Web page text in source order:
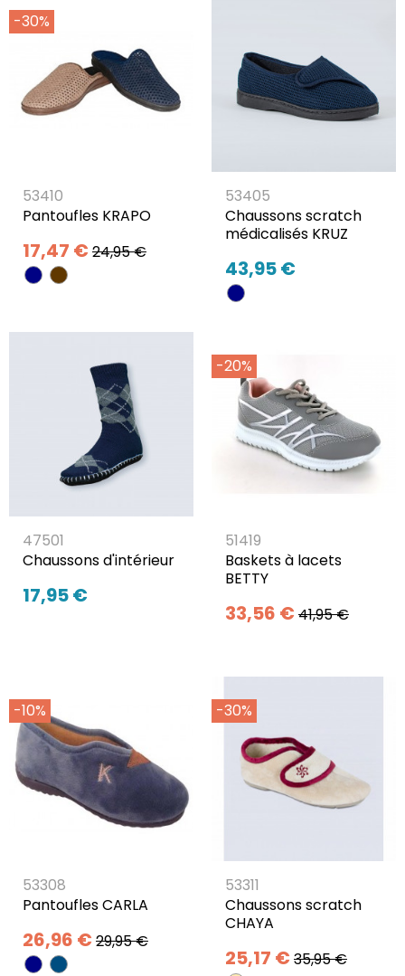
-30%
53410
Pantoufles KRAPO
17,47 € 24,95 €
53405
Chaussons scratch
médicalisés KRUZ
43,95 €
47501
Chaussons d'intérieur
17,95 €
-20%
51419
Baskets à lacets
BETTY
33,56 € 41,95 €
-10%
53308
Pantoufles CARLA
26,96 € 29,95 €
-30%
53311
Chaussons scratch
CHAYA
25,17 € 35,95 €